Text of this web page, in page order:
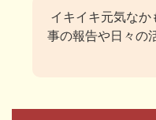
イキイキ元気なか
事の報告や日々の